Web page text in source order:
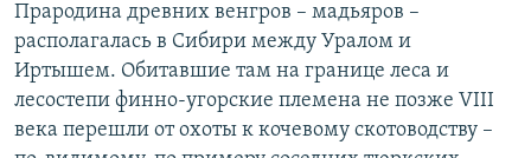
Прародина древних венгров – мадьяров –
располагалась в Сибири между Уралом и
Иртышем. Обитавшие там на границе леса и
лесостепи финно-угорские племена не позже VIII
века перешли от охоты к кочевому скотоводству –